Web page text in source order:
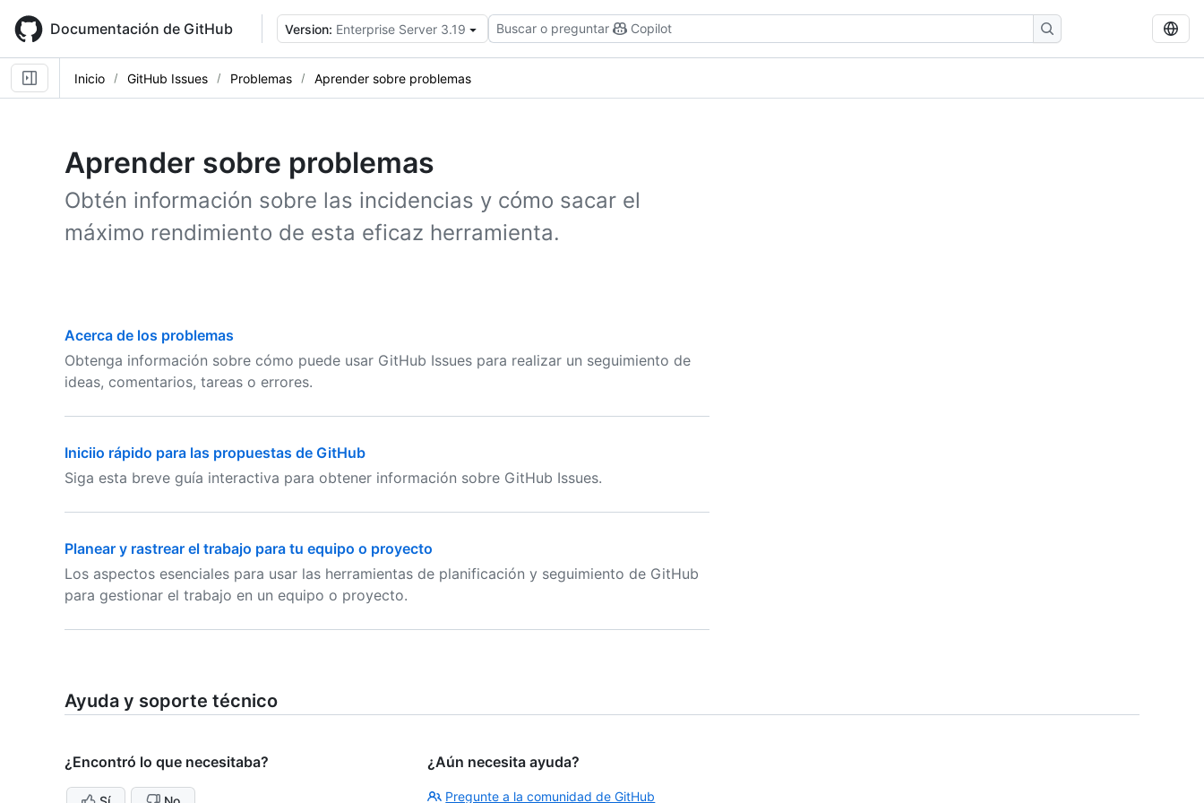
main
content
Documentación de GitHub Version: Enterprise Server 3.19 Buscar o preguntar Copilot
Inicio GitHub Issues Problemas Aprender sobre problemas
Aprender sobre problemas
Obtén información sobre las incidencias y cómo sacar el
máximo rendimiento de esta eficaz herramienta.
Acerca de los problemas
Obtenga información sobre cómo puede usar GitHub Issues para realizar un seguimiento de
ideas, comentarios, tareas o errores.
Iniciio rápido para las propuestas de GitHub
Siga esta breve guía interactiva para obtener información sobre GitHub Issues.
Planear y rastrear el trabajo para tu equipo o proyecto
Los aspectos esenciales para usar las herramientas de planificación y seguimiento de GitHub
para gestionar el trabajo en un equipo o proyecto.
Ayuda y soporte técnico
¿Encontró lo que necesitaba? ¿Aún necesita ayuda?
Pregunte a la comunidad de GitHub